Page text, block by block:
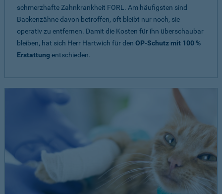
schmerzhafte Zahnkrankheit FORL. Am häufigsten sind
Backenzähne davon betroffen, oft bleibt nur noch, sie
operativ zu entfernen. Damit die Kosten für ihn überschaubar
bleiben, hat sich Herr Hartwich für den OP-Schutz mit 100 %
Erstattung entschieden.